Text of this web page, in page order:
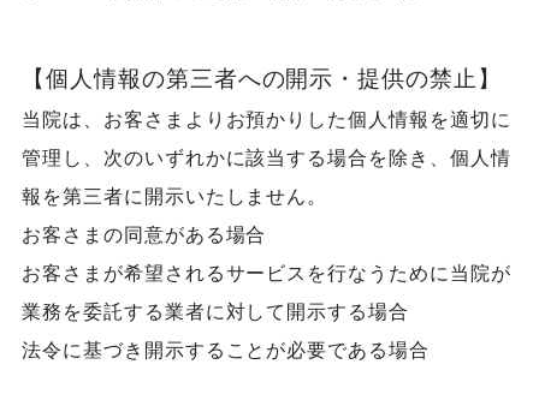
【個人情報の第三者への開示・提供の禁止】
当院は、お客さまよりお預かりした個人情報を適切に
管理し、次のいずれかに該当する場合を除き、個人情
報を第三者に開示いたしません。
お客さまの同意がある場合
お客さまが希望されるサービスを行なうために当院が
業務を委託する業者に対して開示する場合
法令に基づき開示することが必要である場合